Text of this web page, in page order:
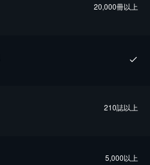
20,000冊以上
210誌以上
5,000以上